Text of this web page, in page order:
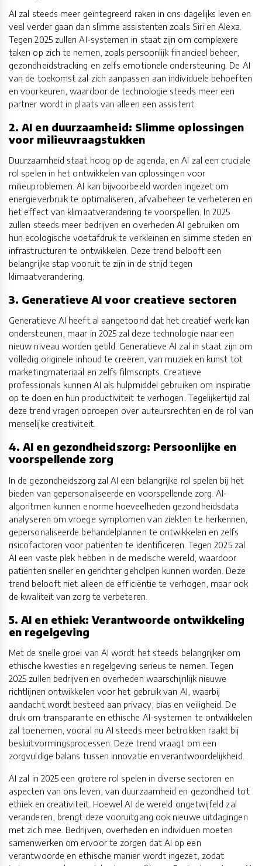
AI zal steeds meer geïntegreerd raken in ons dagelijks leven en
veel verder gaan dan slimme assistenten zoals Siri en Alexa.
Tegen 2025 zullen AI-systemen in staat zijn om complexere
taken op zich te nemen, zoals persoonlijk financieel beheer,
gezondheidstracking en zelfs emotionele ondersteuning. De AI
van de toekomst zal zich aanpassen aan individuele behoeften
en voorkeuren, waardoor de technologie steeds meer een
partner wordt in plaats van alleen een assistent.
2. AI en duurzaamheid: Slimme oplossingen
voor milieuvraagstukken
Duurzaamheid staat hoog op de agenda, en AI zal een cruciale
rol spelen in het ontwikkelen van oplossingen voor
milieuproblemen. AI kan bijvoorbeeld worden ingezet om
energieverbruik te optimaliseren, afvalbeheer te verbeteren en
het effect van klimaatverandering te voorspellen. In 2025
zullen steeds meer bedrijven en overheden AI gebruiken om
hun ecologische voetafdruk te verkleinen en slimme steden en
infrastructuren te ontwikkelen. Deze trend belooft een
belangrijke stap vooruit te zijn in de strijd tegen
klimaatverandering.
3. Generatieve AI voor creatieve sectoren
Generatieve AI heeft al aangetoond dat het creatief werk kan
ondersteunen, maar in 2025 zal deze technologie naar een
nieuw niveau worden getild. Generatieve AI zal in staat zijn om
volledig originele inhoud te creëren, van muziek en kunst tot
marketingmateriaal en zelfs filmscripts. Creatieve
professionals kunnen AI als hulpmiddel gebruiken om inspiratie
op te doen en hun productiviteit te verhogen. Tegelijkertijd zal
deze trend vragen oproepen over auteursrechten en de rol van
menselijke creativiteit.
4. AI en gezondheidszorg: Persoonlijke en
voorspellende zorg
In de gezondheidszorg zal AI een belangrijke rol spelen bij het
bieden van gepersonaliseerde en voorspellende zorg. AI-
algoritmen kunnen enorme hoeveelheden gezondheidsdata
analyseren om vroege symptomen van ziekten te herkennen,
gepersonaliseerde behandelplannen te ontwikkelen en zelfs
risicofactoren voor patiënten te identificeren. Tegen 2025 zal
AI een vaste plek hebben in de medische wereld, waardoor
patiënten sneller en gerichter geholpen kunnen worden. Deze
trend belooft niet alleen de efficiëntie te verhogen, maar ook
de kwaliteit van zorg te verbeteren.
5. AI en ethiek: Verantwoorde ontwikkeling
en regelgeving
Met de snelle groei van AI wordt het steeds belangrijker om
ethische kwesties en regelgeving serieus te nemen. Tegen
2025 zullen bedrijven en overheden waarschijnlijk nieuwe
richtlijnen ontwikkelen voor het gebruik van AI, waarbij
aandacht wordt besteed aan privacy, bias en veiligheid. De
druk om transparante en ethische AI-systemen te ontwikkelen
zal toenemen, vooral nu AI steeds meer betrokken raakt bij
besluitvormingsprocessen. Deze trend vraagt om een
zorgvuldige balans tussen innovatie en verantwoordelijkheid.
AI zal in 2025 een grotere rol spelen in diverse sectoren en
aspecten van ons leven, van duurzaamheid en gezondheid tot
ethiek en creativiteit. Hoewel AI de wereld ongetwijfeld zal
veranderen, brengt deze vooruitgang ook nieuwe uitdagingen
met zich mee. Bedrijven, overheden en individuen moeten
samenwerken om ervoor te zorgen dat AI op een
verantwoorde en ethische manier wordt ingezet, zodat